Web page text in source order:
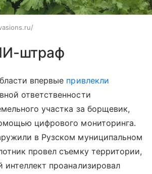
штраф
впервые привлекли
ответственности
участка за борщевик,
цифрового мониторинга.
в Рузском муниципальном
провел съемку территории,
интеллект проанализировал